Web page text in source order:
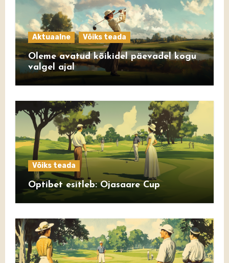
Aktuaalne Võiks teada
Oleme avatud kõikidel päevadel kogu
valgel ajal
Võiks teada
Optibet esitleb: Ojasaare Cup